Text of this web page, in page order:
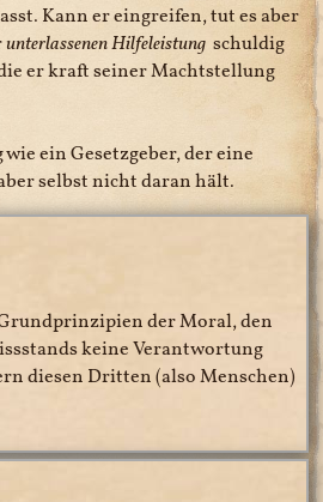
Kann er eingreifen, tut es aber
unterlassenen Hilfeleistung schuldig
er kraft seiner Machtstellung
ein Gesetzgeber, der eine
selbst nicht daran hält.
der Moral, den
keine Verantwortung
diesen Dritten (also Menschen)